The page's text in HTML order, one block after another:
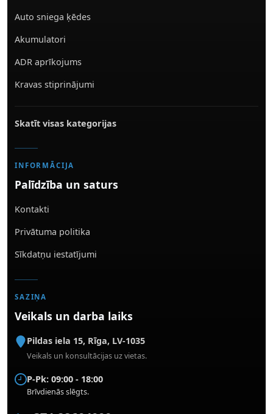
Auto sniega ķēdes
Akumulatori
ADR aprīkojums
Kravas stiprinājumi
Skatīt visas kategorijas
INFORMĀCIJA
Palīdzība un saturs
Kontakti
Privātuma politika
Sīkdatņu iestatījumi
SAZIŅA
Veikals un darba laiks
Pildas iela 15, Rīga, LV-1035
Veikals un konsultācijas uz vietas.
P-Pk: 09:00 - 18:00
Brīvdienās slēgts.